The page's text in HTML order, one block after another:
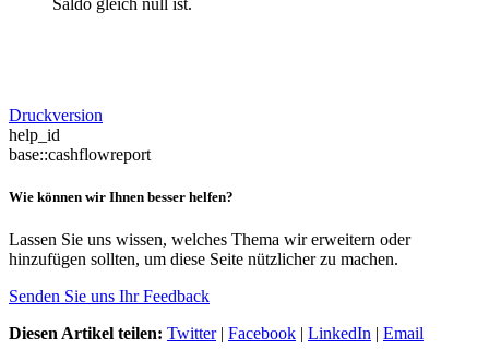
Druckversion
help_id
base::cashflowreport
Wie können wir Ihnen besser helfen?
Lassen Sie uns wissen, welches Thema wir erweitern oder
hinzufügen sollten, um diese Seite nützlicher zu machen.
Senden Sie uns Ihr Feedback
Diesen Artikel teilen: Twitter| Facebook | LinkedIn | Email